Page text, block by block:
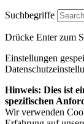
Suchbegriffe
Drücke Enter zum
Einstellungen
Hinweis: Dies ist
spezifischen
Wir verwenden